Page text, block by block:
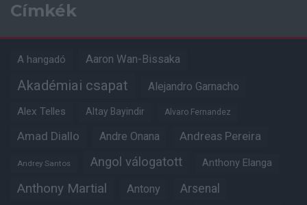
Címkék
A hangadó Aaron Wan-Bissaka
Akadémiai csapat Alejandro Garnacho
Alex Telles Altay Bayindir Alvaro Fernandez
Amad Diallo Andre Onana Andreas Pereira
Andrey Santos Angol válogatott Anthony Elanga
Anthony Martial Antony Arsenal